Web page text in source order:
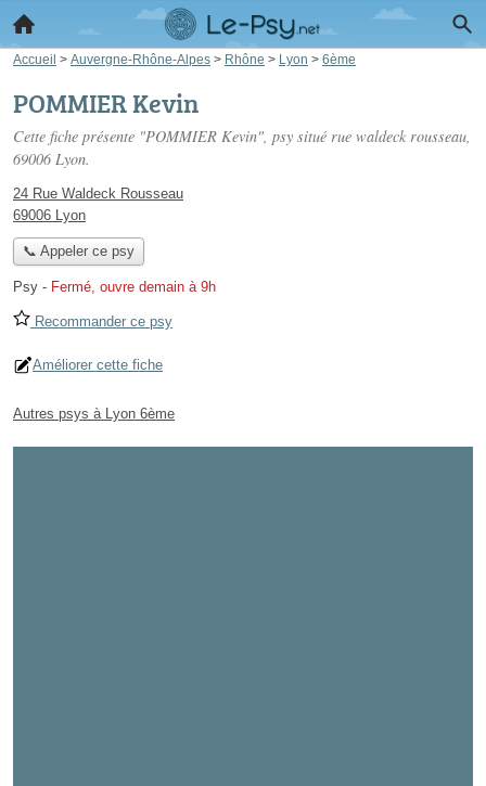
Accueil > Auvergne-Rhône-Alpes > Rhône > Lyon > 6ème
POMMIER Kevin
Cette fiche présente "POMMIER Kevin", psy situé rue waldeck rousseau,
69006 Lyon.
24 Rue Waldeck Rousseau
69006 Lyon
📞 Appeler ce psy
Psy - Fermé, ouvre demain à 9h
Recommander ce psy
Améliorer cette fiche
Autres psys à Lyon 6ème